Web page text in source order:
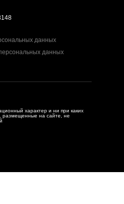
данных
данных
характер и ни при каких
размещенные на сайте, не